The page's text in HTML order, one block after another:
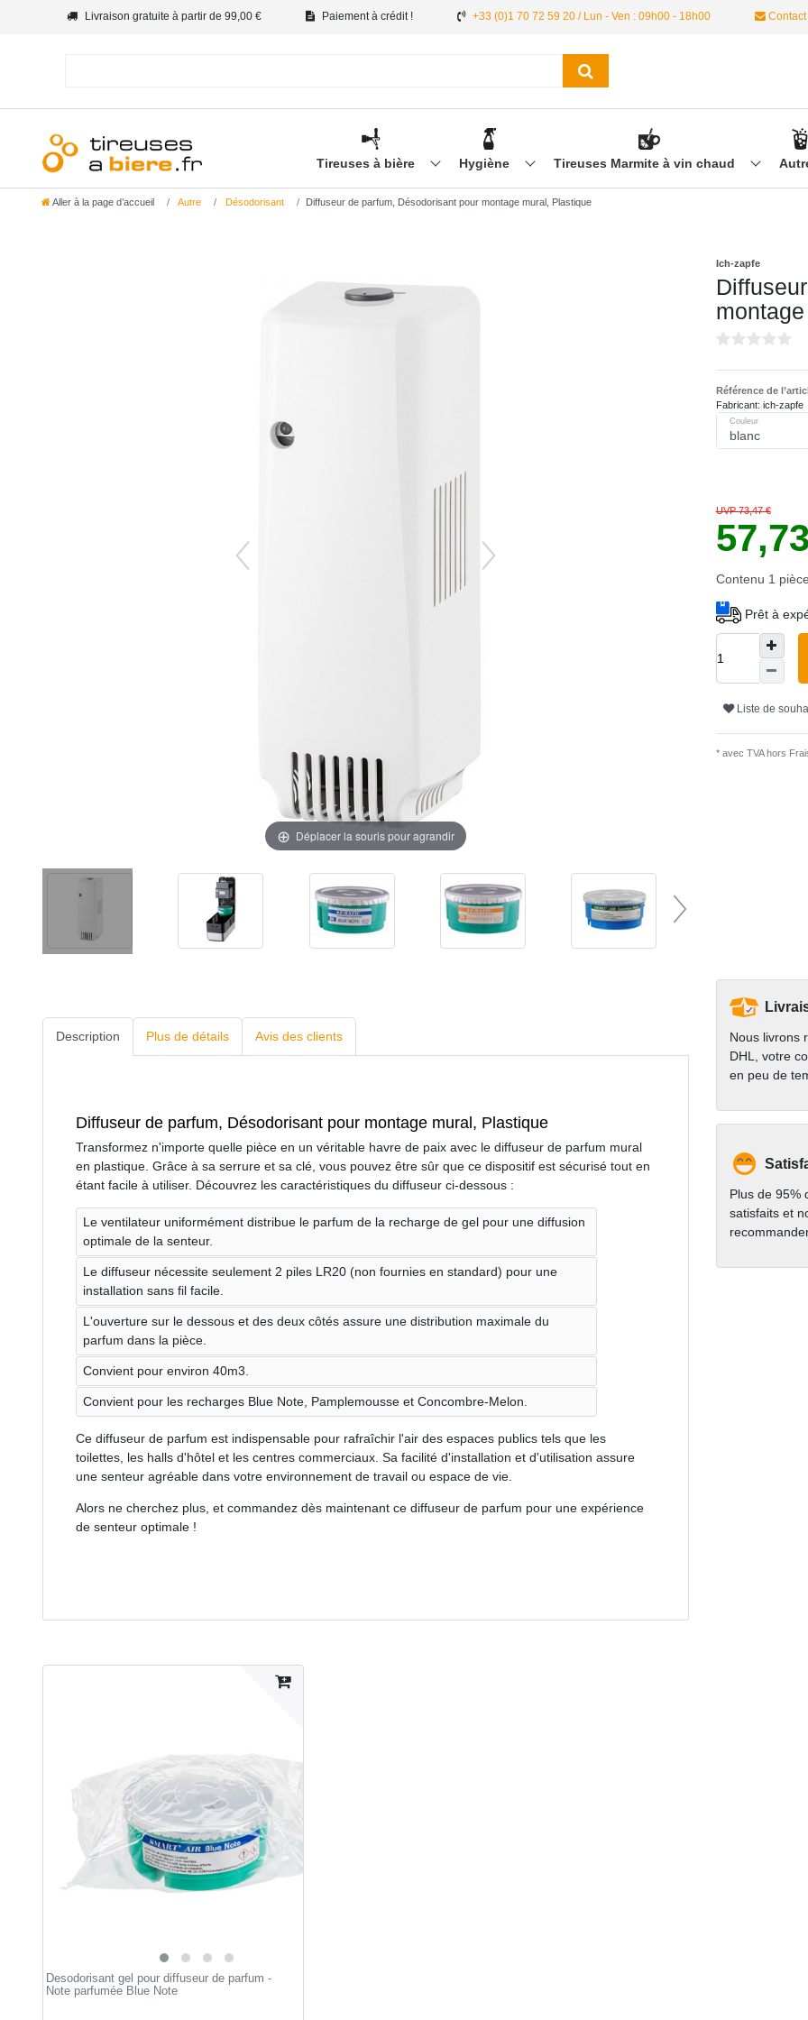
Livraison gratuite à partir de 99,00 € Paiement à crédit ! +33 (0)1 70 72 59 20 / Lun - Ven : 09h00 - 18h00 Contact
Tireuses à bière Hygiène Tireuses Marmite à vin chaud
Aller à la page d’accueil Autre Désodorisant Diffuseur de parfum, Désodorisant pour montage mural, Plastique
Déplacer la souris pour agrandir
Ich-zapfe
Référence de
Fabricant: ich-zapfe
Couleur
UVP 73,47 €
Contenu 1 pièce
Prêt à
Liste de
* avec TVA hors
Description Plus de détails Avis des clients
Diffuseur de parfum, Désodorisant pour montage mural, Plastique
Transformez n'importe quelle pièce en un véritable havre de paix avec le diffuseur de parfum mural
en plastique. Grâce à sa serrure et sa clé, vous pouvez être sûr que ce dispositif est sécurisé tout en
étant facile à utiliser. Découvrez les caractéristiques du diffuseur ci-dessous :
Le ventilateur uniformément distribue le parfum de la recharge de gel pour une diffusion
optimale de la senteur.
Le diffuseur nécessite seulement 2 piles LR20 (non fournies en standard) pour une
installation sans fil facile.
L'ouverture sur le dessous et des deux côtés assure une distribution maximale du
parfum dans la pièce.
Convient pour environ 40m3.
Convient pour les recharges Blue Note, Pamplemousse et Concombre-Melon.
Ce diffuseur de parfum est indispensable pour rafraîchir l'air des espaces publics tels que les
toilettes, les halls d'hôtel et les centres commerciaux. Sa facilité d'installation et d'utilisation assure
une senteur agréable dans votre environnement de travail ou espace de vie.
Alors ne cherchez plus, et commandez dès maintenant ce diffuseur de parfum pour une expérience
de senteur optimale !
Nous livrons
DHL, votre
en peu de
Plus de 95%
satisfaits et
Desodorisant gel pour diffuseur de parfum -
Note parfumée Blue Note